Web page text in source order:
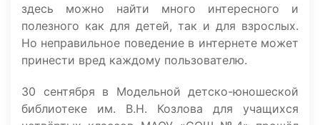
здесь можно найти много интересного и
полезного как для детей, так и для взрослых.
Но неправильное поведение в интернете может
принести вред каждому пользователю.
30 сентября в Модельной детско-юношеской
библиотеке им. В.Н. Козлова для учащихся